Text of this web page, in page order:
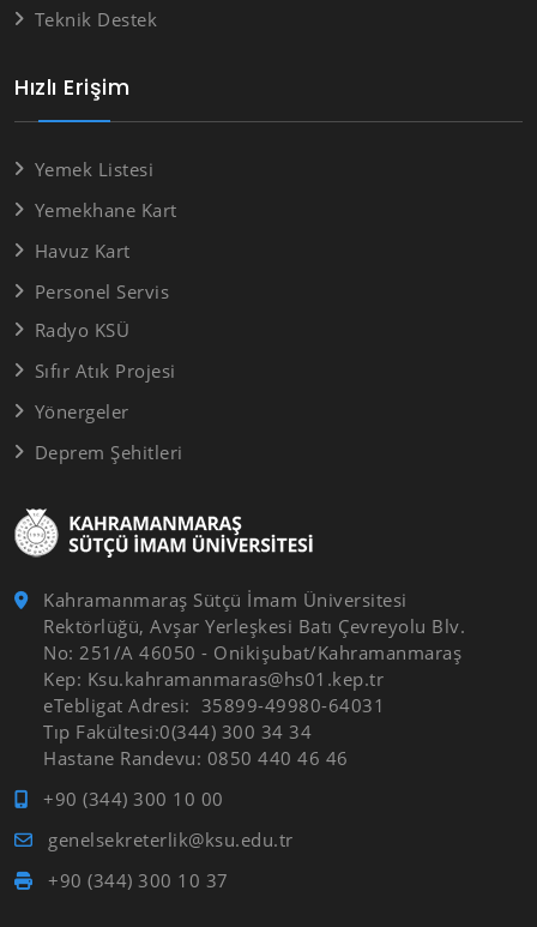
Kahramanmaraş Sütçü İmam Üniversitesi
Rektörlüğü, Avşar Yerleşkesi Batı Çevreyolu Blv.
No: 251/A 46050 - Onikişubat/Kahramanmaraş
Kep: Ksu.kahramanmaras@hs01.kep.tr
eTebligat Adresi: 35899-49980-64031
Tıp Fakültesi:0(344) 300 34 34
Hastane Randevu: 0850 440 46 46
+90 (344) 300 10 00
genelsekreterlik@ksu.edu.tr
+90 (344) 300 10 37
Hızlı Erişim
Yemek Listesi
Yemekhane Kart
Havuz Kart
Personel Servis
Radyo KSÜ
Sıfır Atık Projesi
Yönergeler
Deprem Şehitleri
Teknik Destek